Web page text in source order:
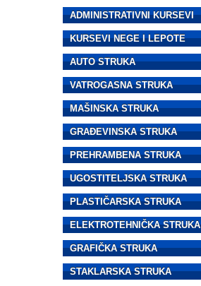
ADMINISTRATIVNI KURSEVI
KURSEVI NEGE I LEPOTE
AUTO STRUKA
VATROGASNA STRUKA
MAŠINSKA STRUKA
GRAĐEVINSKA STRUKA
PREHRAMBENA STRUKA
UGOSTITELJSKA STRUKA
PLASTIČARSKA STRUKA
ELEKTROTEHNIČKA STRUKA
GRAFIČKA STRUKA
STAKLARSKA STRUKA